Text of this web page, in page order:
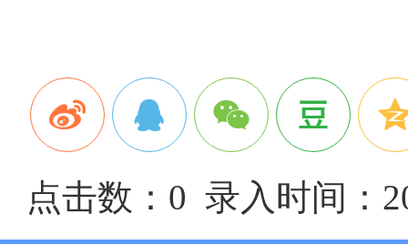
点击数：0 录入时间：